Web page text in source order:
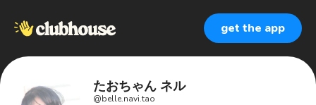
get the app
たおちゃん ネル
@belle.navi.tao